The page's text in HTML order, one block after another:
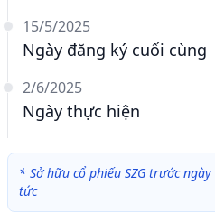
15/5/2025
Ngày đăng ký cuối cùng
2/6/2025
Ngày thực hiện
* Sở hữu cổ phiếu SZG trước
tức